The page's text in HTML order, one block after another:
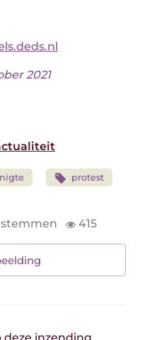
2021
protest
415